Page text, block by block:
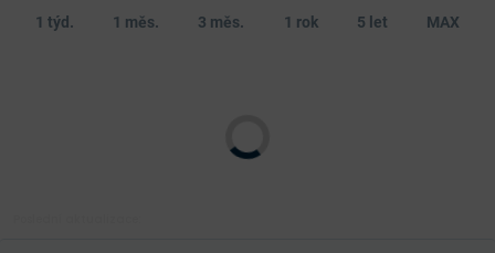
1 týd. 1 měs. 3 měs. 1 rok 5 let MAX